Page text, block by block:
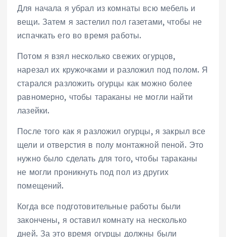
Для начала я убрал из комнаты всю мебель и
вещи. Затем я застелил пол газетами, чтобы не
испачкать его во время работы.
Потом я взял несколько свежих огурцов,
нарезал их кружочками и разложил под полом. Я
старался разложить огурцы как можно более
равномерно, чтобы тараканы не могли найти
лазейки.
После того как я разложил огурцы, я закрыл все
щели и отверстия в полу монтажной пеной. Это
нужно было сделать для того, чтобы тараканы
не могли проникнуть под пол из других
помещений.
Когда все подготовительные работы были
закончены, я оставил комнату на несколько
дней. За это время огурцы должны были